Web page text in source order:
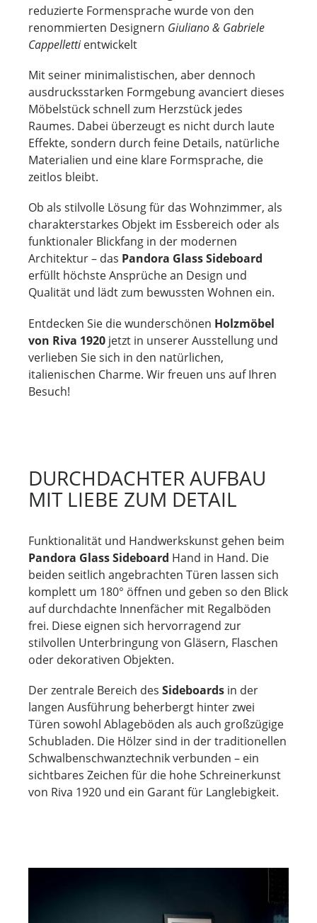
reduzierte Formensprache wurde von den
renommierten Designern Giuliano & Gabriele
Cappellettientwickelt
Mit seiner minimalistischen, aber dennoch
ausdrucksstarken Formgebung avanciert dieses
Möbelstück schnell zum Herzstück jedes
Raumes. Dabei überzeugt es nicht durch laute
Effekte, sondern durch feine Details, natürliche
Materialien und eine klare Formsprache, die
zeitlos bleibt.
Ob als stilvolle Lösung für das Wohnzimmer, als
charakterstarkes Objekt im Essbereich oder als
funktionaler Blickfang in der modernen
Architektur – das Pandora Glass Sideboard
erfüllt höchste Ansprüche an Design und
Qualität und lädt zum bewussten Wohnen ein.
Entdecken Sie die wunderschönen Holzmöbel
von Riva 1920 jetzt in unserer Ausstellung und
verlieben Sie sich in den natürlichen,
italienischen Charme. Wir freuen uns auf Ihren
Besuch!
DURCHDACHTER AUFBAU
MIT LIEBE ZUM DETAIL
Funktionalität und Handwerkskunst gehen beim
Pandora Glass Sideboard Hand in Hand. Die
beiden seitlich angebrachten Türen lassen sich
komplett um 180° öffnen und geben so den Blick
auf durchdachte Innenfächer mit Regalböden
frei. Diese eignen sich hervorragend zur
stilvollen Unterbringung von Gläsern, Flaschen
oder dekorativen Objekten.
Der zentrale Bereich des Sideboards in der
langen Ausführung beherbergt hinter zwei
Türen sowohl Ablageböden als auch großzügige
Schubladen. Die Hölzer sind in der traditionellen
Schwalbenschwanztechnik verbunden – ein
sichtbares Zeichen für die hohe Schreinerkunst
von Riva 1920 und ein Garant für Langlebigkeit.